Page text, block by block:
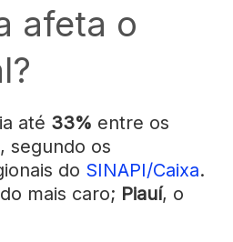
afeta o
até 33% entre os
segundo os
do SINAPI/Caixa.
mais caro; Piauí, o